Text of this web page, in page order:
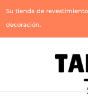
Su tienda de
decoración.